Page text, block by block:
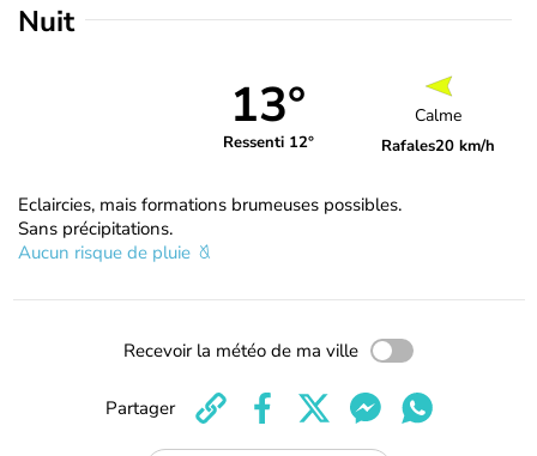
Nuit
13°
Ressenti 12°
Calme
Rafales20 km/h
Eclaircies, mais formations brumeuses possibles.
Sans précipitations.
Aucun risque de pluie
Recevoir la météo de ma ville
Partager